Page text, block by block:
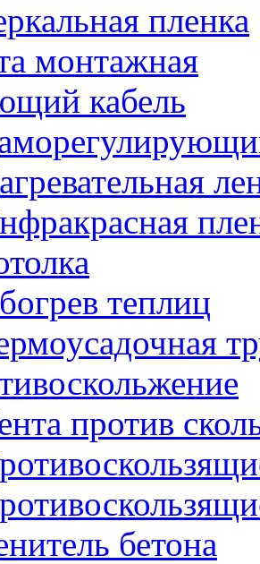
пленка
монтажная
кабель
теплиц
против
бетона